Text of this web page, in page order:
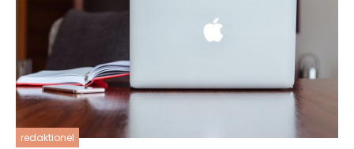
redaktionel